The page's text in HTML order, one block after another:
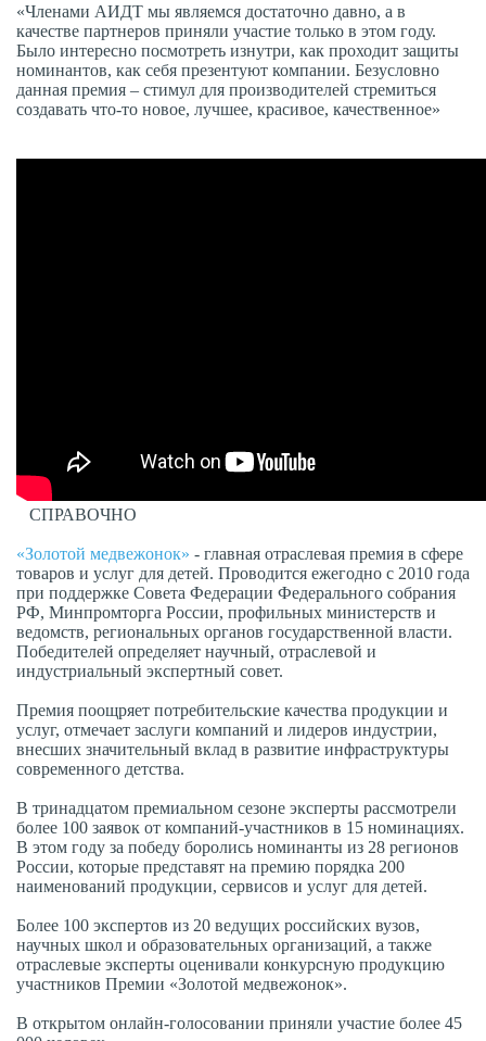
«Членами АИДТ мы являемся достаточно давно, а в
качестве партнеров приняли участие только в этом году.
Было интересно посмотреть изнутри, как проходит защиты
номинантов, как себя презентуют компании. Безусловно
данная премия – стимул для производителей стремиться
создавать что-то новое, лучшее, красивое, качественное»
СПРАВОЧНО
«Золотой медвежонок» - главная отраслевая премия в сфере
товаров и услуг для детей. Проводится ежегодно с 2010 года
при поддержке Совета Федерации Федерального собрания
РФ, Минпромторга России, профильных министерств и
ведомств, региональных органов государственной власти.
Победителей определяет научный, отраслевой и
индустриальный экспертный совет.
Премия поощряет потребительские качества продукции и
услуг, отмечает заслуги компаний и лидеров индустрии,
внесших значительный вклад в развитие инфраструктуры
современного детства.
В тринадцатом премиальном сезоне эксперты рассмотрели
более 100 заявок от компаний-участников в 15 номинациях.
В этом году за победу боролись номинанты из 28 регионов
России, которые представят на премию порядка 200
наименований продукции, сервисов и услуг для детей.
Более 100 экспертов из 20 ведущих российских вузов,
научных школ и образовательных организаций, а также
отраслевые эксперты оценивали конкурсную продукцию
участников Премии «Золотой медвежонок».
В открытом онлайн-голосовании приняли участие более 45